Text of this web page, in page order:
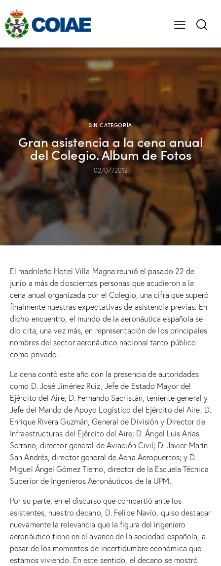
SIN CATEGORÍA
Gran asistencia a la cena anual
del Colegio. Album de Fotos
02/07/2012
El madrileño Hotel Villa Magna reunió el pasado 22 de
junio a más de doscientas personas que acudieron a la
cena anual organizada por el Colegio, una cifra que superó
finalmente nuestras expectativas de asistencia previas. En
dicho encuentro, el mundo de la aeronáutica española se
dio cita, una vez más, en representación de los principales
nombres del sector aeronáutico nacional tanto público
como privado.
La cena contó este año con la presencia de autoridades
como D. José Jiménez Ruiz, Jefe de Estado Mayor del
Ejército del Aire; D. Fernando Sacristán, teniente general y
Jefe del Mando de Apoyo Logístico del Ejército del Aire; D.
Enrique Rivera Guzmán, General de División y Director de
Infraestructuras del Ejército del Aire; D. Ángel Luis Arias
Serrano, director general de Aviación Civil; D. Javier Marín
San Andrés, director general de Aena Aeropuertos; y D.
Miguel Ángel Gómez Tierno, director de la Escuela Técnica
Superior de Ingenieros Aeronáuticos de la UPM.
Por su parte, en el discurso que compartió ante los
asistentes, nuestro decano, D. Felipe Navío, quiso destacar
nuevamente la relevancia que la figura del ingeniero
aeronáutico tiene en el avance de la sociedad española, a
pesar de los momentos de incertidumbre económica que
estamos viviendo. En este sentido, el decano se mostró